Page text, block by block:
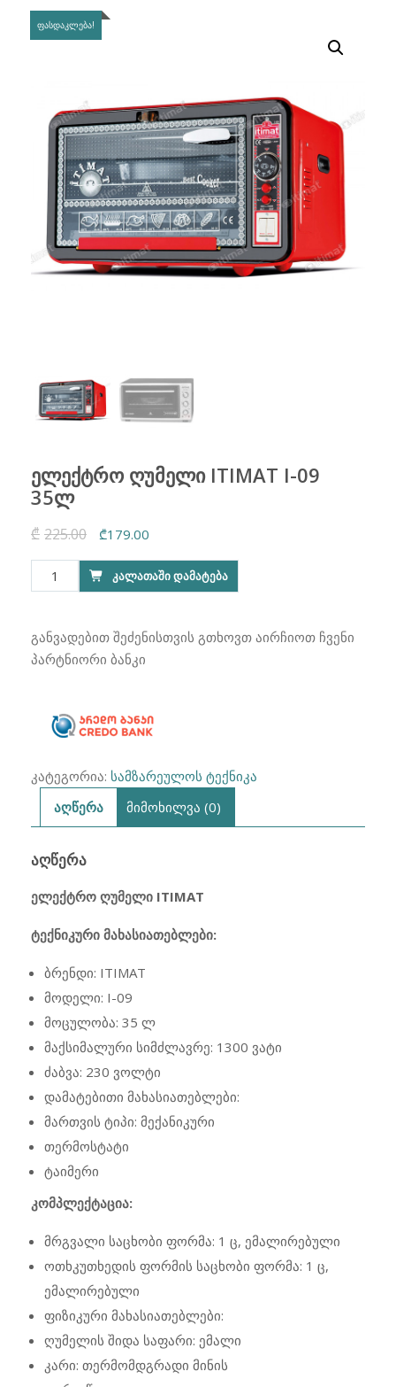
ᲤᲐᲡᲓᲐᲙᲚᲔᲑᲐ!
ელექტრო ღუმელი ITIMAT I-09
35ლ
₾ 225.00
Original
price
was:
₾179.00
price
is:
რაოდენობა:
ელექტრო
ITIMAT
I-
ᲙᲐᲚᲐᲗᲐᲨᲘ ᲓᲐᲛᲐᲢᲔᲑᲐ
განვადებით შეძენისთვის გთხოვთ აირჩიოთ ჩვენი
პარტნიორი ბანკი
კატეგორია: სამზარეულოს ტექნიკა
აღწერა
მიმოხილვა (0)
ᲐᲦᲬᲔᲠᲐ
ელექტრო ღუმელი ITIMAT
ტექნიკური მახასიათებლები:
ბრენდი: ITIMAT
მოდელი: I-09
მოცულობა: 35 ლ
მაქსიმალური სიმძლავრე: 1300 ვატი
ძაბვა: 230 ვოლტი
დამატებითი მახასიათებლები:
მართვის ტიპი: მექანიკური
თერმოსტატი
ტაიმერი
კომპლექტაცია:
მრგვალი საცხობი ფორმა: 1 ც, ემალირებული
ოთხკუთხედის ფორმის საცხობი ფორმა: 1 ც,
ემალირებული
ფიზიკური მახასიათებლები:
ღუმელის შიდა საფარი: ემალი
კარი: თერმომდგრადი მინის